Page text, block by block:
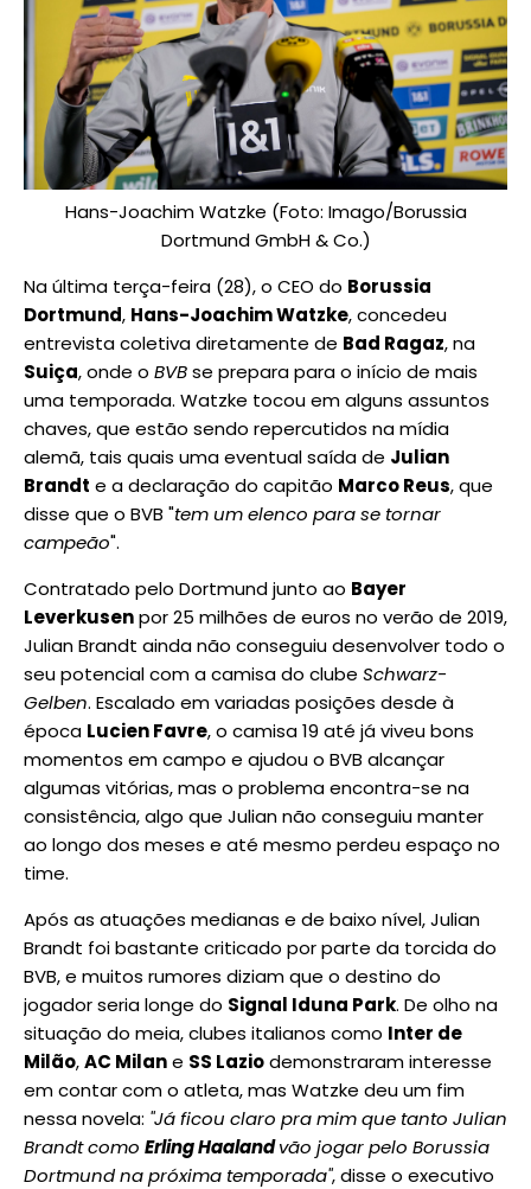
Hans-Joachim Watzke (Foto: Imago/Borussia
Dortmund GmbH & Co.)
Na última terça-feira (28), o CEO do Borussia
Dortmund, Hans-Joachim Watzke, concedeu
entrevista coletiva diretamente de Bad Ragaz, na
Suiça, onde o BVBse prepara para o início de mais
uma temporada. Watzke tocou em alguns assuntos
chaves, que estão sendo repercutidos na mídia
alemã, tais quais uma eventual saída de Julian
Brandt e a declaração do capitão Marco Reus, que
disse que o BVB "tem um elenco para se tornar
campeão".
Contratado pelo Dortmund junto ao Bayer
Leverkusenpor 25 milhões de euros no verão de 2019,
Julian Brandt ainda não conseguiu desenvolver todo o
seu potencial com a camisa do clube Schwarz-
Gelben. Escalado em variadas posições desde à
época Lucien Favre, o camisa 19 até já viveu bons
momentos em campo e ajudou o BVB alcançar
algumas vitórias, mas o problema encontra-se na
consistência, algo que Julian não conseguiu manter
ao longo dos meses e até mesmo perdeu espaço no
time.
Após as atuações medianas e de baixo nível, Julian
Brandt foi bastante criticado por parte da torcida do
BVB, e muitos rumores diziam que o destino do
jogador seria longe do Signal Iduna Park. De olho na
situação do meia, clubes italianos como Inter de
Milão,AC Milane SS Laziodemonstraram interesse
em contar com o atleta, mas Watzke deu um fim
nessa novela: "Já ficou claro pra mim que tanto Julian
Brandt como Erling Haalandvão jogar pelo Borussia
Dortmund na próxima temporada", disse o executivo